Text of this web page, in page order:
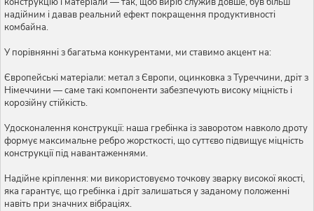
надійним і давав реальний ефект покращення продуктивності
комбайна.
У порівнянні з багатьма конкурентами, ми ставимо акцент на:
Європейські матеріали: метал з Європи, оцинковка з Туреччини, дріт з
Німеччини — саме такі компоненти забезпечують високу міцність і
корозійну стійкість.
Удосконалення конструкції: наша гребінка із заворотом навколо дроту
формує максимальне ребро жорсткості, що суттєво підвищує міцність
конструкції під навантаженнями.
Надійне кріплення: ми використовуємо точкову зварку високої якості,
яка гарантує, що гребінка і дріт залишаться у заданому положенні
навіть при значних вібраціях.